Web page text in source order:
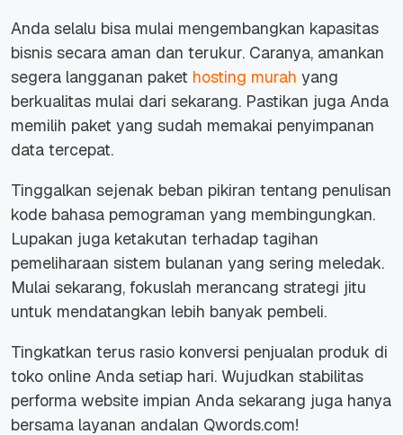
Anda selalu bisa mulai mengembangkan kapasitas
bisnis secara aman dan terukur. Caranya, amankan
segera langganan paket hosting murah yang
berkualitas mulai dari sekarang. Pastikan juga Anda
memilih paket yang sudah memakai penyimpanan
data tercepat.
Tinggalkan sejenak beban pikiran tentang penulisan
kode bahasa pemograman yang membingungkan.
Lupakan juga ketakutan terhadap tagihan
pemeliharaan sistem bulanan yang sering meledak.
Mulai sekarang, fokuslah merancang strategi jitu
untuk mendatangkan lebih banyak pembeli.
Tingkatkan terus rasio konversi penjualan produk di
toko online Anda setiap hari. Wujudkan stabilitas
performa website impian Anda sekarang juga hanya
bersama layanan andalan Qwords.com!